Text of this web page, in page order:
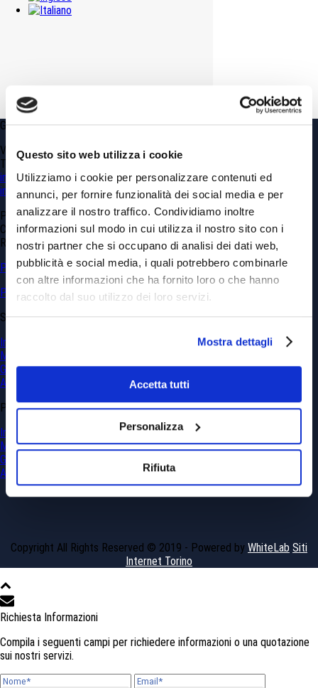
Questo sito web utilizza i cookie
Utilizziamo i cookie per personalizzare contenuti ed
annunci, per fornire funzionalità dei social media e per
analizzare il nostro traffico. Condividiamo inoltre
informazioni sul modo in cui utilizza il nostro sito con i
nostri partner che si occupano di analisi dei dati web,
pubblicità e social media, i quali potrebbero combinarle
con altre informazioni che ha fornito loro o che hanno
raccolto dal suo utilizzo dei loro servizi.
Mostra dettagli
Accetta tutti
Personalizza
Rifiuta
Cave a Cielo Aperto Minerario
GDP GEOMIN srl
Via Vittorio Amedeo, 6 – 10121 Torino TO
Tel.
+39.011.0361100
info@gdpconsultants.eu
info@geomin.it
P.IVA 02399560040
Capitale Sociale € 10’920
REA: CN 173839
Privacy & Cookie Policy
Politica sulla parità di genere
SERVIZI
Ingegneria Civile
Minerario
Georisorse e Georischi
Ambientale
PROGETTI
Ingegneria Civile
Minerario
Georisorse e Georischi
Ambientale
Copyright All Rights Reserved © 2019 - Powered by WhiteLab Siti
Internet Torino
Richiesta Informazioni
Compila i seguenti campi per richiedere informazioni o una quotazione
sui nostri servizi.